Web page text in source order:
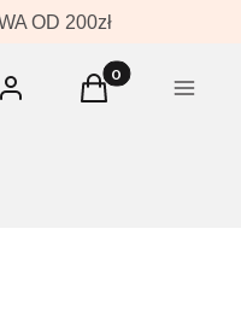
OD 200zł
Zaloguj się Produkty w
Koszyk Menu